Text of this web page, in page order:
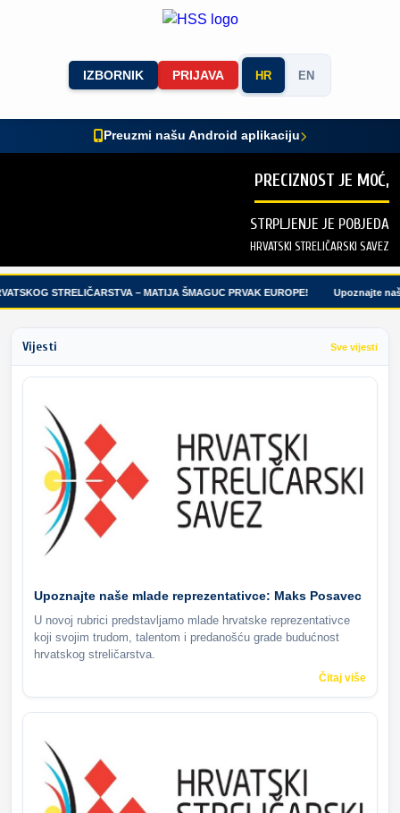
IZBORNIK PRIJAVA HR EN
Preuzmi našu Android aplikaciju
PRECIZNOST JE MOĆ,
STRPLJENJE JE POBJEDA
HRVATSKI STRELIČARSKI SAVEZ
STRELIČARSTVA – MATIJA ŠMAGUC PRVAK EUROPE! Upoznajte
Vijesti Sve vijesti
Upoznajte naše mlade reprezentativce: Maks Posavec
U novoj rubrici predstavljamo mlade hrvatske reprezentativce
koji svojim trudom, talentom i predanošću grade budućnost
hrvatskog streličarstva.
Čitaj više